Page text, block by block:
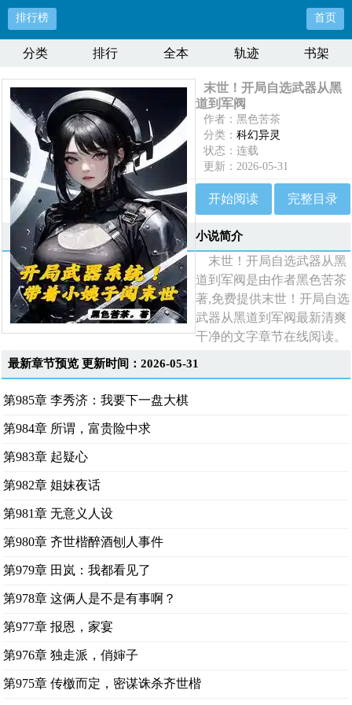
排行榜 首页
分类 排行 全本 轨迹 书架
末世！开局自选武器从黑
道到军阀
作者：黑色苦茶
分类：科幻异灵
状态：连载
更新：2026-05-31
最新：第1097章 北境．暗云迫
近（十）
开始阅读 完整目录
小说简介
末世！开局自选武器从黑
道到军阀是由作者黑色苦茶
著,免费提供末世！开局自选
武器从黑道到军阀最新清爽
干净的文字章节在线阅读。
最新章节预览 更新时间：2026-05-31
第985章 李秀济：我要下一盘大棋
第984章 所谓，富贵险中求
第983章 起疑心
第982章 姐妹夜话
第981章 无意义人设
第980章 齐世楷醉酒刨人事件
第979章 田岚：我都看见了
第978章 这俩人是不是有事啊？
第977章 报恩，家宴
第976章 独走派，俏婶子
第975章 传檄而定，密谋诛杀齐世楷